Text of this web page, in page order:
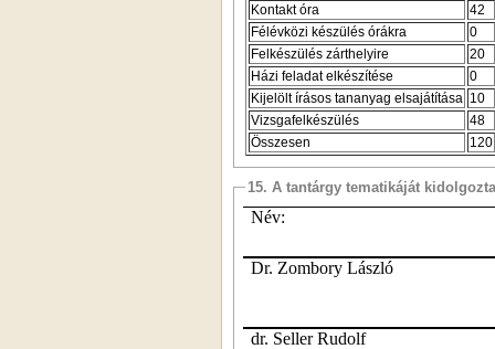
Kontakt óra
42
Félévközi készülés órákra
0
Felkészülés zárthelyire
20
Házi feladat elkészítése
0
Kijelölt írásos tananyag elsajátítása 10
Vizsgafelkészülés
48
Összesen
120
15. A tantárgy tematikáját kidolgozta
Név:
Dr. Zombory László
dr. Seller Rudolf